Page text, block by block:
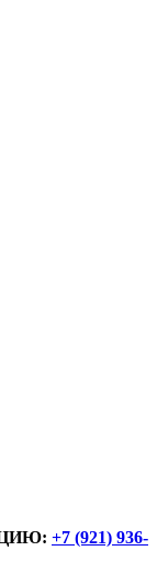
+7 (921) 936-